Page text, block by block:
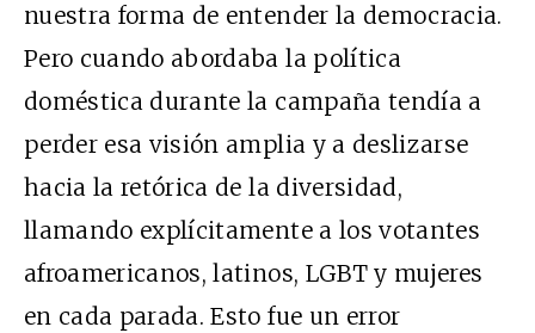
nuestra forma de entender la democracia.
Pero cuando abordaba la política
doméstica durante la campaña tendía a
perder esa visión amplia y a deslizarse
hacia la retórica de la diversidad,
llamando explícitamente a los votantes
afroamericanos, latinos, LGBT y mujeres
en cada parada. Esto fue un error